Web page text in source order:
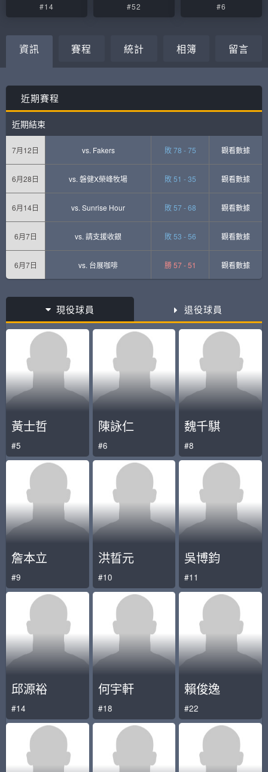
#14 #52 #6
資訊 賽程 統計 相簿 留言
近期賽程
近期結束
7月12日 vs. Fakers 敗 78 - 75 觀看數據
6月28日 vs. 磐健X榮峰牧場 敗 51 - 35 觀看數據
6月14日 vs. Sunrise Hour 敗 57 - 68 觀看數據
6月7日 vs. 請支援收銀 敗 53 - 56 觀看數據
6月7日 vs. 台展咖啡 勝 57 - 51 觀看數據
現役球員 退役球員
黃士哲
#5
陳詠仁
#6
魏千騏
#8
詹本立
#9
洪晢元
#10
吳博鈞
#11
邱源裕
#14
何宇軒
#18
賴俊逸
#22